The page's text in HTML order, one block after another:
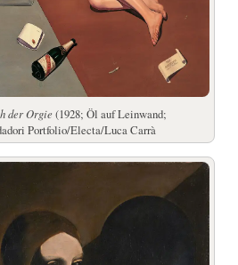
der Orgie (1928; Öl auf Leinwand;
Portfolio/Electa/Luca Carrà